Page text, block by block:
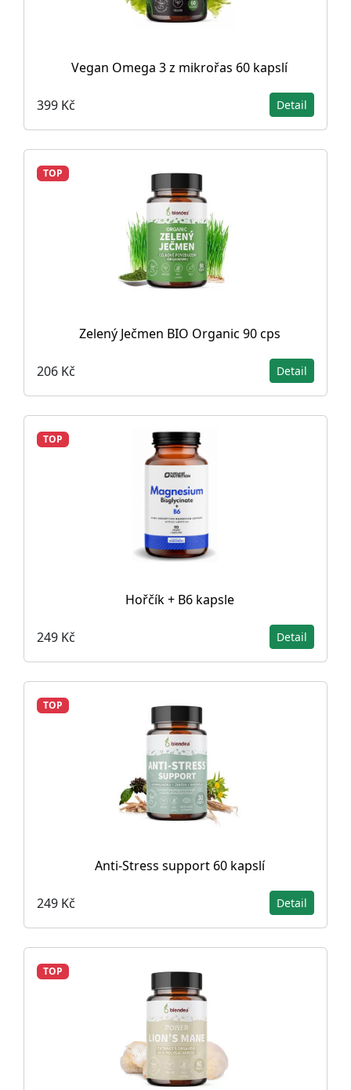
Vegan Omega 3 z mikrořas 60 kapslí
399 Kč Detail
TOP
Zelený Ječmen BIO Organic 90 cps
206 Kč Detail
TOP
Hořčík + B6 kapsle
249 Kč Detail
TOP
Anti-Stress support 60 kapslí
249 Kč Detail
TOP